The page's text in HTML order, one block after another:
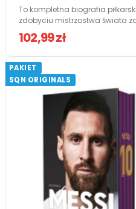
To kompletna biografia
zdobyciu mistrzostwa świata
102,99 zł
PAKIET
SQN ORIGINALS